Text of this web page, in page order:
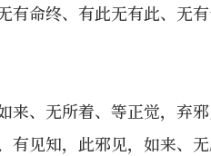
命终、有此无有此、无有
来、无所着、等正觉，弃
见知，此邪见，如来、无